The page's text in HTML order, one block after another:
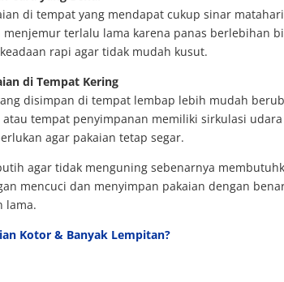
di tempat yang mendapat cukup sinar
menjemur terlalu lama karena panas berlebihan
rapi agar tidak mudah kusut.
di Tempat Kering
disimpan di tempat lembap lebih mudah
atau tempat penyimpanan memiliki sirkulasi
agar pakaian tetap segar.
agar tidak menguning sebenarnya
mencuci dan menyimpan pakaian dengan
lama.
Kotor & Banyak Lempitan?